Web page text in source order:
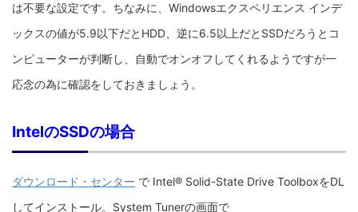
は不要な設定です。ちなみに、Windowsエクスペリエンス インデ
ックスの値が5.9以下だとHDD、逆に6.5以上だとSSDだろうとコ
ンピューターが判断し、自動でオンオフしてくれるようですが一
応念の為に確認をしておきましょう。
IntelのSSDの場合
ダウンロード・センター で Intel® Solid-State Drive ToolboxをDL
してインストール。System Tunerの画面で